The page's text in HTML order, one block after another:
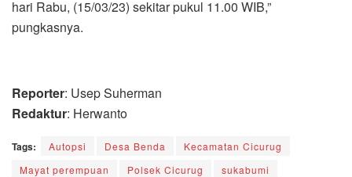
hari Rabu, (15/03/23) sekitar pukul 11.00 WIB,”
pungkasnya.
Reporter: Usep Suherman
Redaktur: Herwanto
Tags: Autopsi Desa Benda
Kecamatan Cicurug
Mayat perempuan
Polsek Cicurug sukabumi